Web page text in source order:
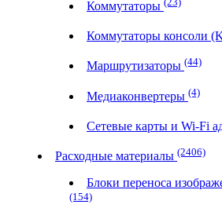
Коммутаторы
Коммутаторы консоли
Маршрутизаторы (44)
Медиаконвертеры (4)
Сетевые карты и Wi-Fi
Расходные материалы (2406)
Блоки переноса
(154)